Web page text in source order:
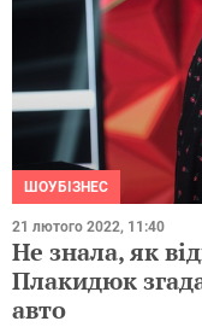
ШОУБІЗНЕС
21 лютого 2022, 11:40
Не знала, як
Плакидюк
авто